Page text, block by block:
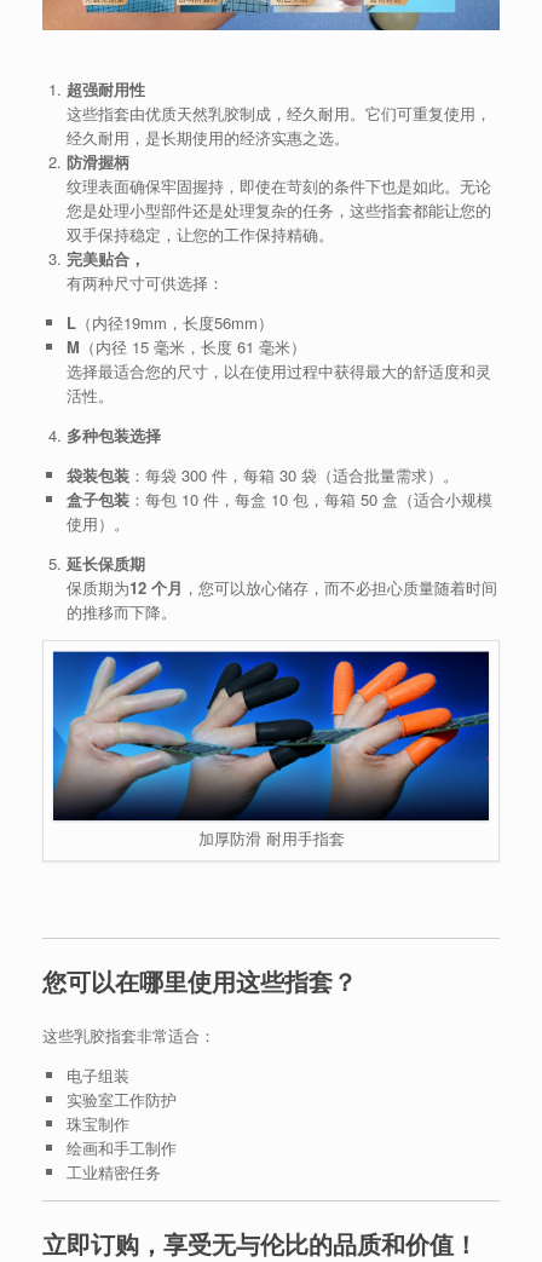
超强耐用性
这些指套由优质天然乳胶制成，经久耐用。它们可重复使用，
经久耐用，是长期使用的经济实惠之选。
防滑握柄
纹理表面确保牢固握持，即使在苛刻的条件下也是如此。无论
您是处理小型部件还是处理复杂的任务，这些指套都能让您的
双手保持稳定，让您的工作保持精确。
完美贴合，
有两种尺寸可供选择：
L（内径19mm，长度56mm）
M （内径 15 毫米，长度 61 毫米）
选择最适合您的尺寸，以在使用过程中获得最大的舒适度和灵
活性。
多种包装选择
袋装包装：每袋 300 件，每箱 30 袋（适合批量需求）。
盒子包装：每包 10 件，每盒 10 包，每箱 50 盒（适合小规模
使用）。
延长保质期
保质期为12 个月 ，您可以放心储存，而不必担心质量随着时间
的推移而下降。
加厚防滑 耐用手指套
您可以在哪里使用这些指套？
这些乳胶指套非常适合：
电子组装
实验室工作防护
珠宝制作
绘画和手工制作
工业精密任务
立即订购，享受无与伦比的品质和价值！